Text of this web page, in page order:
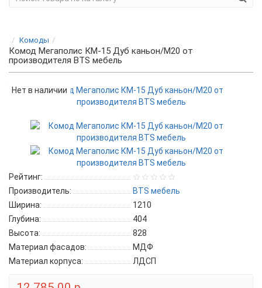
Комоды
Комод Мегаполис КМ-15 Дуб каньон/M20 от
производителя BTS мебель
Нет в наличии
Рейтинг:
Производитель:
BTS мебель
Ширина:
1210
Глубина:
404
Высота:
828
Материал фасадов:
МДФ
Материал корпуса:
ЛДСП